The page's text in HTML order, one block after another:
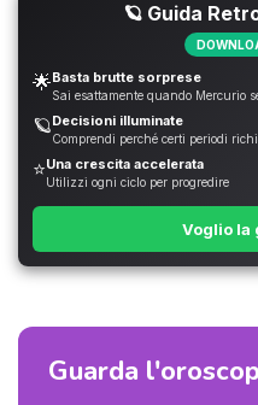
🪐 Guida
🌟Basta brutte sorprese
Sai esattamente quando Mercurio
🪐Decisioni illuminate
Comprendi perché certi periodi
⭐Una crescita accelerata
Utilizzi ogni ciclo per progredire
Voglio la
Guarda